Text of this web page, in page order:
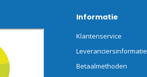
Informatie
Klantenservice
Leveranciersinformatie
Betaalmethoden